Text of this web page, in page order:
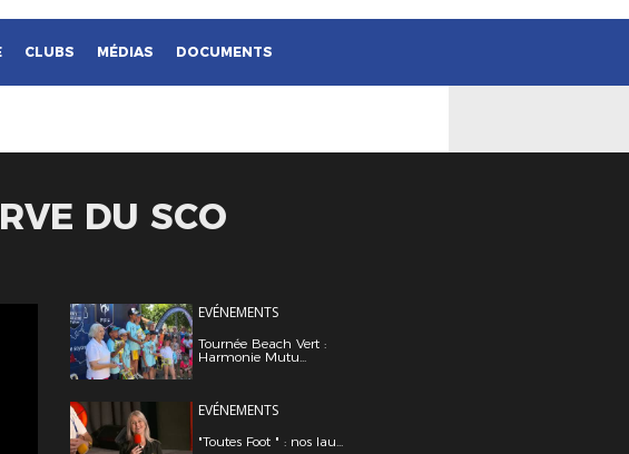
CLUBS MÉDIAS DOCUMENTS
DU SCO
EVÉNEMENTS
Tournée Beach Vert :
Harmonie Mutu...
EVÉNEMENTS
"Toutes Foot " : nos lau...